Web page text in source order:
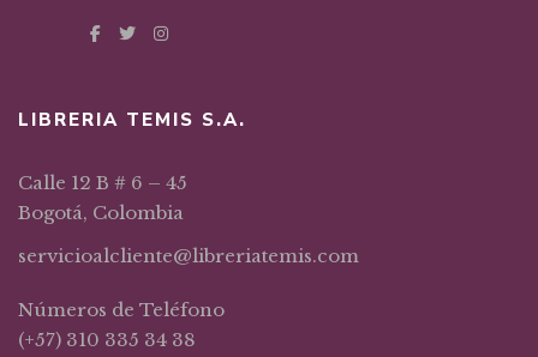
LIBRERIA TEMIS S.A.
Calle 12 B # 6 – 45
Bogotá, Colombia
servicioalcliente@libreriatemis.com
Números de Teléfono
(+57) 310 335 34 38